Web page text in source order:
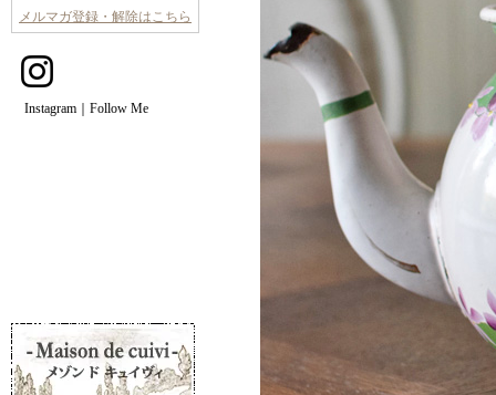
メルマガ登録・解除はこちら
Instagram｜Follow Me